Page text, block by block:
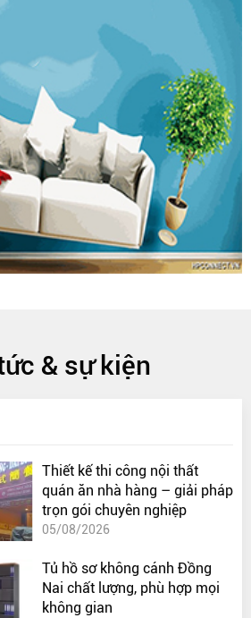
& sự kiện
Thiết kế thi công nội thất
quán ăn nhà hàng – giải pháp
trọn gói chuyên nghiệp
05/08/2026
Tủ hồ sơ không cánh Đồng
Nai chất lượng, phù hợp mọi
không gian